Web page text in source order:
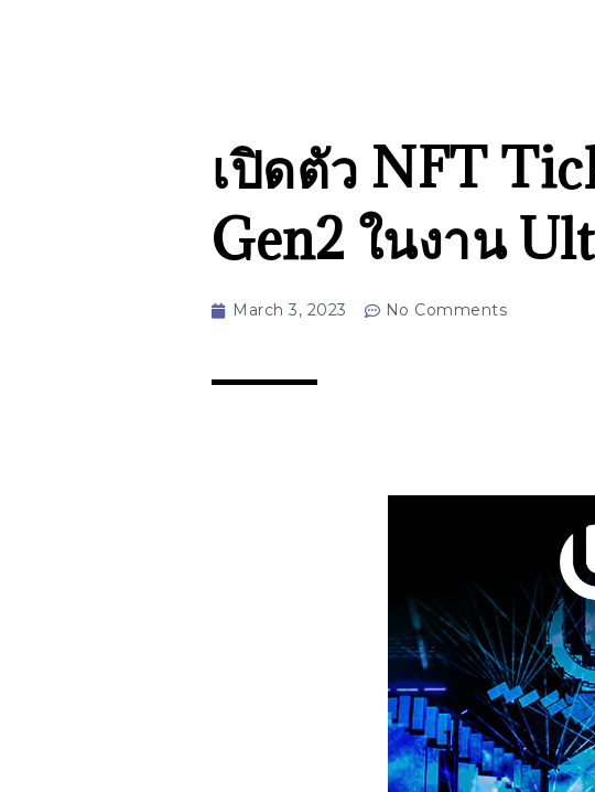
เปิดตัว NFT
Gen2 ในงาน
March 3, 2023 No Comments